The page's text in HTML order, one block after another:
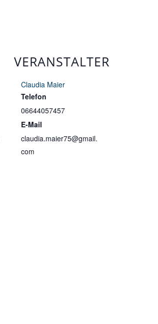
VERANSTALTER
Claudia Maier
Telefon
06644057457
E-Mail
claudia.maier75@gmail.
com